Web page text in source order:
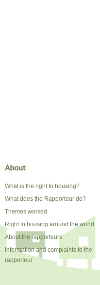
About
What is the right to housing?
What does the Rapporteur do?
Themes worked
Right to housing around the world
About the rapporteurs
Information and complaints to the
rapporteur